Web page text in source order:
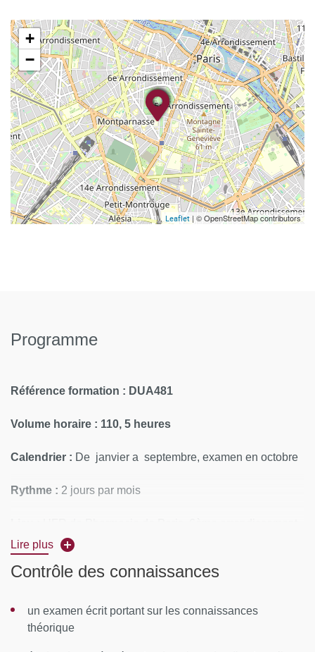
+
−
Leaflet | © OpenStreetMap contributors
Programme
Référence formation : DUA481
Volume horaire : 110, 5 heures
Calendrier : De janvier a septembre, examen en octobre
Rythme : 2 jours par mois
de Paris
Moyens pédagogiques :
échanges avec les professionnels du secteur, ateliers de
travail
Lire plus
Contrôle des connaissances
un examen écrit portant sur les connaissances
théorique